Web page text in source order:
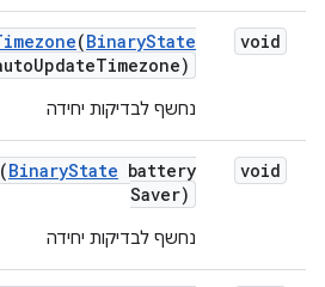
void
(BinaryState
UpdateTimezone)
נחשף לבדיקות יחידה
void
(BinaryState battery
Saver)
נחשף לבדיקות יחידה